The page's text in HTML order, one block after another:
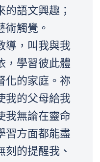
語文興趣；
術觸覺。
導，叫我與我
，學習彼此體
化的家庭。祢
我的父母給我
我無論在靈命
習方面都能盡
的提醒我、